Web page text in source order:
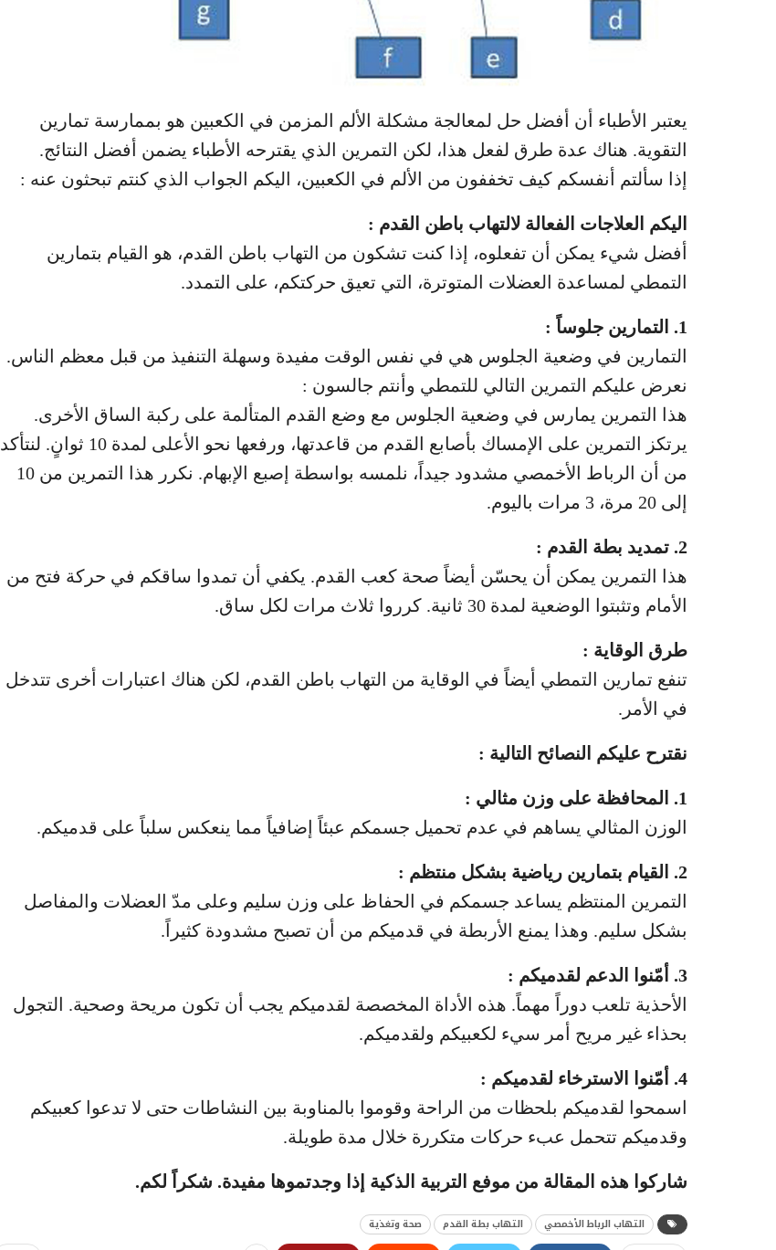
يعتبر الأطباء أن أفضل حل لمعالجة مشكلة الألم المزمن في الكعبين هو بممارسة تمارين
التقوية. هناك عدة طرق لفعل هذا، لكن التمرين الذي يقترحه الأطباء يضمن أفضل النتائج.
إذا سألتم أنفسكم كيف تخففون من الألم في الكعبين، اليكم الجواب الذي كنتم تبحثون عنه :
اليكم العلاجات الفعالة لالتهاب باطن القدم :
أفضل شيء يمكن أن تفعلوه، إذا كنت تشكون من التهاب باطن القدم، هو القيام بتمارين
التمطي لمساعدة العضلات المتوترة، التي تعيق حركتكم، على التمدد.
1. التمارين جلوساً :
التمارين في وضعية الجلوس هي في نفس الوقت مفيدة وسهلة التنفيذ من قبل معظم الناس.
نعرض عليكم التمرين التالي للتمطي وأنتم جالسون :
هذا التمرين يمارس في وضعية الجلوس مع وضع القدم المتألمة على ركبة الساق الأخرى.
يرتكز التمرين على الإمساك بأصابع القدم من قاعدتها، ورفعها نحو الأعلى لمدة 10 ثوانٍ. لنتأكد
من أن الرباط الأخمصي مشدود جيداً، نلمسه بواسطة إصبع الإبهام. نكرر هذا التمرين من 10
إلى 20 مرة، 3 مرات باليوم.
2. تمديد بطة القدم :
هذا التمرين يمكن أن يحسّن أيضاً صحة كعب القدم. يكفي أن تمدوا ساقكم في حركة فتح من
الأمام وتثبتوا الوضعية لمدة 30 ثانية. كرروا ثلاث مرات لكل ساق.
طرق الوقاية :
تنفع تمارين التمطي أيضاً في الوقاية من التهاب باطن القدم، لكن هناك اعتبارات أخرى تتدخل
في الأمر.
نقترح عليكم النصائح التالية :
1. المحافظة على وزن مثالي :
الوزن المثالي يساهم في عدم تحميل جسمكم عبئاً إضافياً مما ينعكس سلباً على قدميكم.
2. القيام بتمارين رياضية بشكل منتظم :
التمرين المنتظم يساعد جسمكم في الحفاظ على وزن سليم وعلى مدّ العضلات والمفاصل
بشكل سليم. وهذا يمنع الأربطة في قدميكم من أن تصبح مشدودة كثيراً.
3. أمّنوا الدعم لقدميكم :
الأحذية تلعب دوراً مهماً. هذه الأداة المخصصة لقدميكم يجب أن تكون مريحة وصحية. التجول
بحذاء غير مريح أمر سيء لكعبيكم ولقدميكم.
4. أمّنوا الاسترخاء لقدميكم :
اسمحوا لقدميكم بلحظات من الراحة وقوموا بالمناوبة بين النشاطات حتى لا تدعوا كعبيكم
وقدميكم تتحمل عبء حركات متكررة خلال مدة طويلة.
شاركوا هذه المقالة من موفع التربية الذكية إذا وجدتموها مفيدة. شكراً لكم.
التهاب الرباط الأخمصي التهاب بطة القدم صحة وتغذية